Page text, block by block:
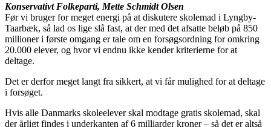
Konservativt Folkeparti, Mette Schmidt Olsen
Før vi bruger for meget energi på at diskutere skolemad i Lyngby-
Taarbæk, så lad os lige slå fast, at der med det afsatte beløb på 850
millioner i første omgang er tale om en forsøgsordning for omkring
20.000 elever, og hvor vi endnu ikke kender kriterierne for at
deltage.
Det er derfor meget langt fra sikkert, at vi får mulighed for at deltage
i forsøget.
Hvis alle Danmarks skoleelever skal modtage gratis skolemad, skal
der årligt findes i underkanten af 6 milliarder kroner – så det er altså